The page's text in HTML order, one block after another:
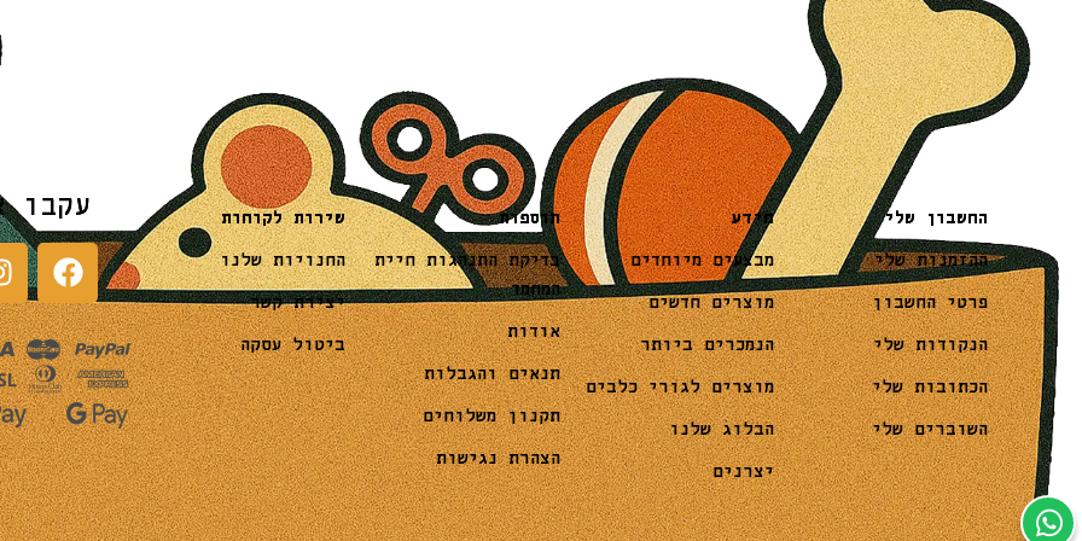
החשבון שלי
ההזמנות שלי
פרטי החשבון
הנקודות שלי
הכתובות שלי
השוברים שלי
מידע
מבצעים מיוחדים
מוצרים חדשים
הנמכרים ביותר
מוצרים לגורי כלבים
הבלוג שלנו
יצרנים
תוספות
בדיקת התנהגות חיית
המחמד
אודות
תנאים והגבלות
תקנון משלוחים
הצהרת נגישות
שירות לקוחות
החנויות שלנו
יצירת קשר
ביטול עסקה
עקבו